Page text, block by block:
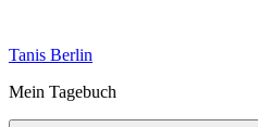
springen
Tanis Berlin
Mein Tagebuch